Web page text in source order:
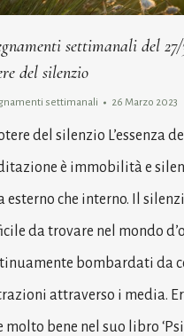
settimanali del
del silenzio
settimanali 26 Marzo 2023
del silenzio L’essenza
è immobilità e
esterno che interno. Il
da trovare nel mondo
bombardati da
attraverso i media.
molto bene nel suo libro